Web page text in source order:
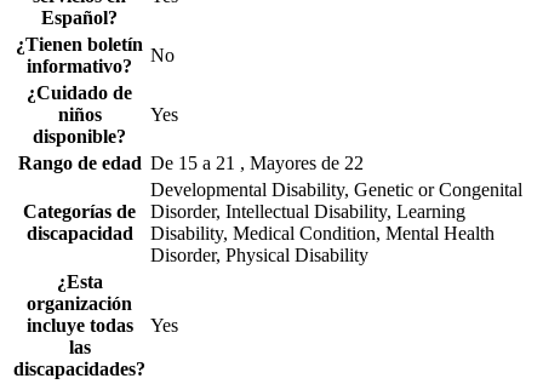
Español?
¿Tienen boletín
informativo?
No
¿Cuidado de
niños
disponible?
Yes
Rango de edad De 15 a 21 , Mayores de 22
Categorías de
discapacidad
Developmental Disability, Genetic or Congenital
Disorder, Intellectual Disability, Learning
Disability, Medical Condition, Mental Health
Disorder, Physical Disability
¿Esta
organización
incluye todas
las
discapacidades?
Yes